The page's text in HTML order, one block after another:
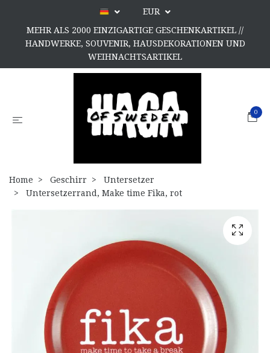
EUR
MEHR ALS 2000 EINZIGARTIGE GESCHENKARTIKEL //
HANDWERKE, SOUVENIR, HAUSDEKORATIONEN UND
WEIHNACHTSARTIKEL
0
Home Geschirr
Untersetzer
Untersetzerrand, Make time Fika, rot